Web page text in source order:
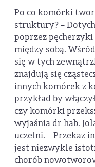
Po co komórki
struktury? –
poprzez
między sobą.
się w tych
znajdują się
innych komórek z
przykład by
czy komórki
wyjaśnia dr hab.
uczelni. – Przekaz
jest niezwykle
chorób